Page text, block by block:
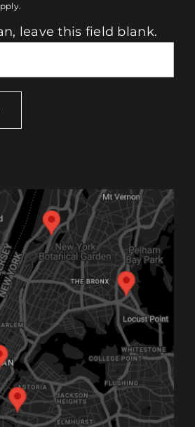
leave this field blank.